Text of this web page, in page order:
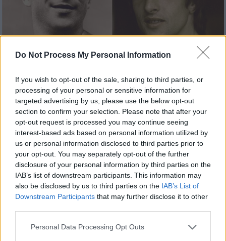
Do Not Process My Personal Information
If you wish to opt-out of the sale, sharing to third parties, or
processing of your personal or sensitive information for
targeted advertising by us, please use the below opt-out
section to confirm your selection. Please note that after your
opt-out request is processed you may continue seeing
interest-based ads based on personal information utilized by
us or personal information disclosed to third parties prior to
your opt-out. You may separately opt-out of the further
disclosure of your personal information by third parties on the
IAB’s list of downstream participants. This information may
also be disclosed by us to third parties on the IAB’s List of
Downstream Participants that may further disclose it to other
Please note that this website/app uses one or more Google
Personal Data Processing Opt Outs
Αθλητισμός|20.12.2022 07:55
Οι «Μέσι» που δεν κατάφεραν να
αγγίξουν ποτέ το Άγιο Δισκοπότηρο του
ποδοσφαίρου
Το Παγκόσμιο Κύπελλο του Κατάρ τέλειωσε
και οι φωνές των φαρισαίων σώπασαν για να
αφουγκραστούν καλύτερα τις ιαχές των
Αργεντινών… Κι ο Μέσι ασπάστηκε το θείο
την καριέρα του, αλλά...